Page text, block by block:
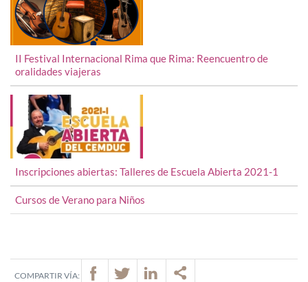
II Festival Internacional Rima que Rima: Reencuentro de
oralidades viajeras
Inscripciones abiertas: Talleres de Escuela Abierta 2021-1
Cursos de Verano para Niños
COMPARTIR VÍA: